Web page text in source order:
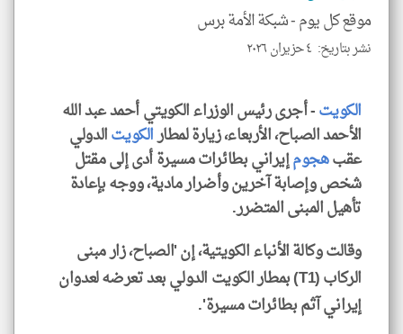
موقع كل يوم -شبكة الأمة برس
نشر بتاريخ: ٤ حزيران ٢٠٢٦
الكويت- أجرى رئيس الوزراء الكويتي أحمد عبد الله
الأحمد الصباح، الأربعاء، زيارة لمطارالكويتالدولي
عقبهجومإيراني بطائرات مسيرة أدى إلى مقتل
شخص وإصابة آخرين وأضرار مادية، ووجه بإعادة
تأهيل المبنى المتضرر.
وقالت وكالة الأنباء الكويتية، إن 'الصباح، زار مبنى
الركاب (T1) بمطار الكويت الدولي بعد تعرضه لعدوان
إيراني آثم بطائرات مسيرة'.
klyoum.com